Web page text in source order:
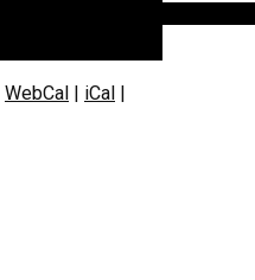
WebCal | iCal |